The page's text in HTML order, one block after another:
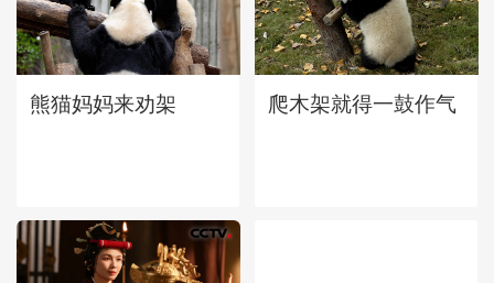
熊猫妈妈来劝架 爬木架就得一鼓作气